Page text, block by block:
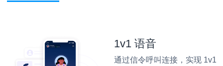
1v1 语音
通过信令呼叫连接，实现 1v1